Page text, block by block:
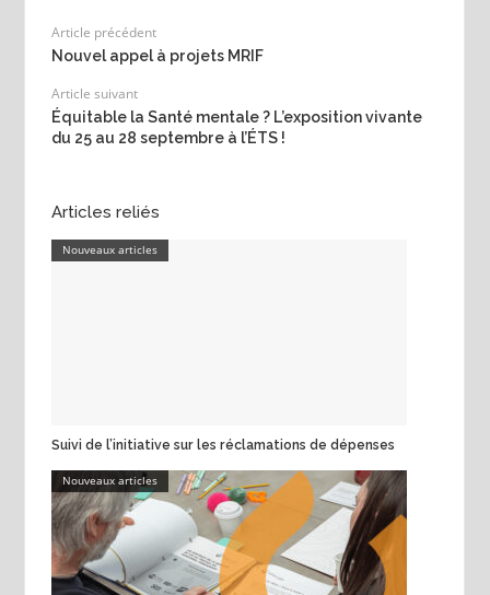
Article précédent
Nouvel appel à projets MRIF
Article suivant
Équitable la Santé mentale ? L’exposition vivante
du 25 au 28 septembre à l’ÉTS !
Articles reliés
Nouveaux articles
Suivi de l’initiative sur les réclamations de dépenses
Nouveaux articles